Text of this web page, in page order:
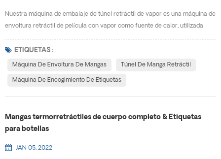
Nuestra máquina de embalaje de túnel retráctil de vapor es una máquina de
envoltura retráctil de película con vapor como fuente de calor, utilizada
botellas. Comparado con eléctrico máquina de envoltura de mangas , tiene
las características de fácil de usar, contracción suave y altamente
ETIQUETAS :
Máquina De Envoltura De Mangas Túnel De Manga Retráctil
Máquina De Encogimiento De Etiquetas
Mangas termorretráctiles de cuerpo completo & Etiquetas
para botellas
JAN 05, 2022